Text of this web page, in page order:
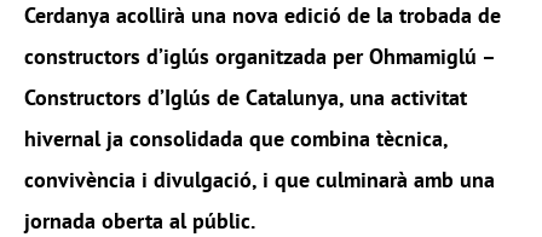
Cerdanya acollirà una nova edició de la trobada de
constructors d’iglús organitzada per Ohmamiglú –
Constructors d’Iglús de Catalunya, una activitat
hivernal ja consolidada que combina tècnica,
convivència i divulgació, i que culminarà amb una
jornada oberta al públic.